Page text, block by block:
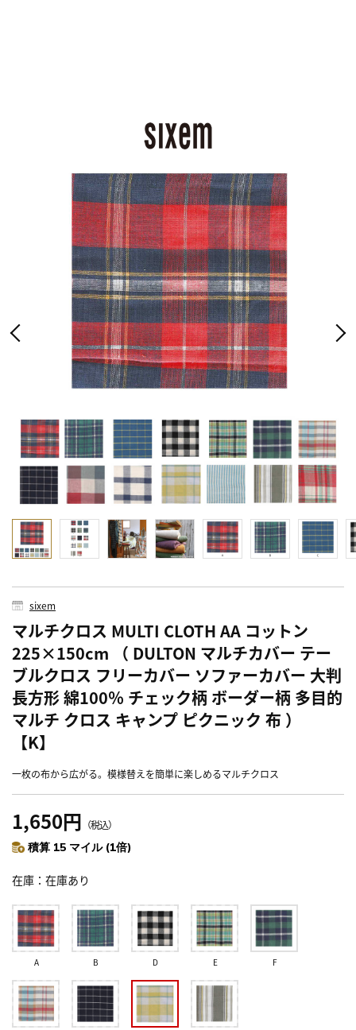
sixem
マルチクロス MULTI CLOTH AA コットン
225×150cm （ DULTON マルチカバー テー
ブルクロス フリーカバー ソファーカバー 大判
長方形 綿100％ チェック柄 ボーダー柄 多目的
マルチ クロス キャンプ ピクニック 布 ）
【K】
一枚の布から広がる。模様替えを簡単に楽しめるマルチクロス
1,650円 （税込）
積算 15 マイル (1倍)
在庫 在庫あり
A B D E F